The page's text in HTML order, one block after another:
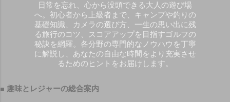
日常を忘れ、心から没頭できる大人の遊び場
へ。初心者から上級者まで、キャンプや釣りの
基礎知識、カメラの選び方、一生の思い出に残
る旅行のコツ、スコアアップを目指すゴルフの
秘訣を網羅。各分野の専門的なノウハウを丁寧
に解説し、あなたの自由な時間をより充実させ
るためのヒントをお届けします。
■ 趣味とレジャーの総合案内